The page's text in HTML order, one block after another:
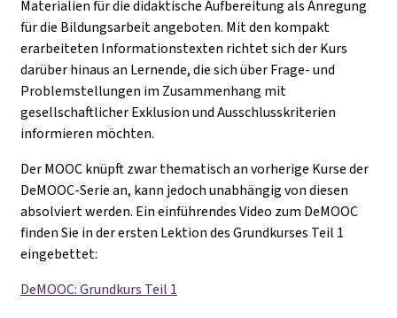
Materialien für die didaktische Aufbereitung als Anregung
für die Bildungsarbeit angeboten. Mit den kompakt
erarbeiteten Informationstexten richtet sich der Kurs
darüber hinaus an Lernende, die sich über Frage- und
Problemstellungen im Zusammenhang mit
gesellschaftlicher Exklusion und Ausschlusskriterien
informieren möchten.
Der MOOC knüpft zwar thematisch an vorherige Kurse der
DeMOOC-Serie an, kann jedoch unabhängig von diesen
absolviert werden. Ein einführendes Video zum DeMOOC
finden Sie in der ersten Lektion des Grundkurses Teil 1
eingebettet:
DeMOOC: Grundkurs Teil 1